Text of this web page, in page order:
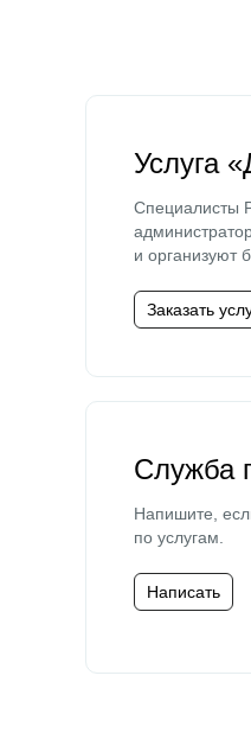
Услуга
Специалисты
и организуют
Заказать
Служба
Напишите,
по услугам.
Написать